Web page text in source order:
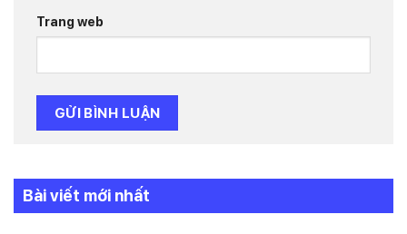
Trang web
Bài viết mới nhất